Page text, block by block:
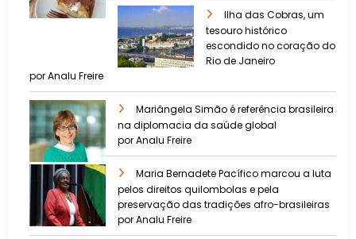
Ilha das Cobras, um
tesouro histórico
escondido no coração do
Rio de Janeiro
por Analu Freire
Mariângela Simão é referência brasileira
na diplomacia da saúde global
por Analu Freire
Maria Bernadete Pacífico marcou a luta
pelos direitos quilombolas e pela
preservação das tradições afro-brasileiras
por Analu Freire